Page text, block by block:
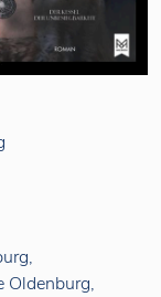
Oldenburg,